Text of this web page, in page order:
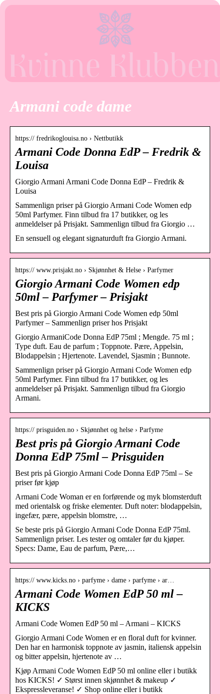
Armani code dame
https:// fredrikoglouisa.no › Nettbutikk
Armani Code Donna EdP – Fredrik &
Louisa
Giorgio Armani Armani Code Donna EdP – Fredrik &
Louisa
Sammenlign priser på Giorgio Armani Code Women edp
50ml Parfymer. Finn tilbud fra 17 butikker, og les
anmeldelser på Prisjakt. Sammenlign tilbud fra Giorgio …
En sensuell og elegant signaturduft fra Giorgio Armani.
https:// www.prisjakt.no › Skjønnhet & Helse › Parfymer
Giorgio Armani Code Women edp
50ml – Parfymer – Prisjakt
Best pris på Giorgio Armani Code Women edp 50ml
Parfymer – Sammenlign priser hos Prisjakt
Giorgio ArmaniCode Donna EdP 75ml ; Mengde. 75 ml ;
Type duft. Eau de parfum ; Toppnote. Pære, Appelsin,
Blodappelsin ; Hjertenote. Lavendel, Sjasmin ; Bunnote.
Sammenlign priser på Giorgio Armani Code Women edp
50ml Parfymer. Finn tilbud fra 17 butikker, og les
anmeldelser på Prisjakt. Sammenlign tilbud fra Giorgio
Armani.
https:// prisguiden.no › Skjønnhet og helse › Parfyme
Best pris på Giorgio Armani Code
Donna EdP 75ml – Prisguiden
Best pris på Giorgio Armani Code Donna EdP 75ml – Se
priser før kjøp
Armani Code Woman er en forførende og myk blomsterduft
med orientalsk og friske elementer. Duft noter: blodappelsin,
ingefær, pære, appelsin blomstre, …
Se beste pris på Giorgio Armani Code Donna EdP 75ml.
Sammenlign priser. Les tester og omtaler før du kjøper.
Specs: Dame, Eau de parfum, Pære,…
https:// www.kicks.no › parfyme › dame › parfyme › ar…
Armani Code Women EdP 50 ml –
KICKS
Armani Code Women EdP 50 ml – Armani – KICKS
Giorgio Armani Code Women er en floral duft for kvinner.
Den har en harmonisk toppnote av jasmin, italiensk appelsin
og bitter appelsin, hjertenote av …
Kjøp Armani Code Women EdP 50 ml online eller i butikk
hos KICKS! ✓ Størst innen skjønnhet & makeup ✓
Ekspressleveranse! ✓ Shop online eller i butikk